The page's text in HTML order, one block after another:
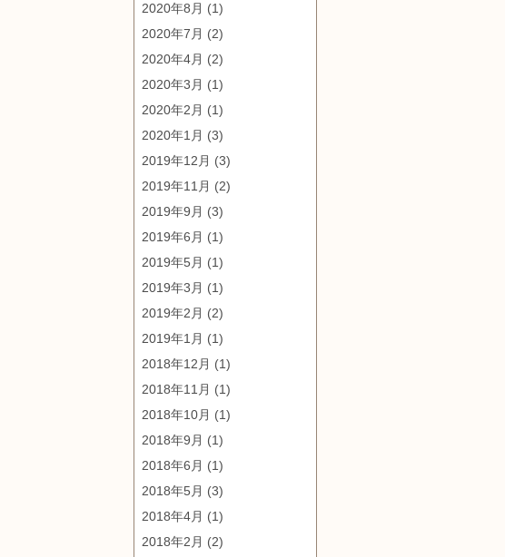
2020年8月 (1)
2020年7月 (2)
2020年4月 (2)
2020年3月 (1)
2020年2月 (1)
2020年1月 (3)
2019年12月 (3)
2019年11月 (2)
2019年9月 (3)
2019年6月 (1)
2019年5月 (1)
2019年3月 (1)
2019年2月 (2)
2019年1月 (1)
2018年12月 (1)
2018年11月 (1)
2018年10月 (1)
2018年9月 (1)
2018年6月 (1)
2018年5月 (3)
2018年4月 (1)
2018年2月 (2)